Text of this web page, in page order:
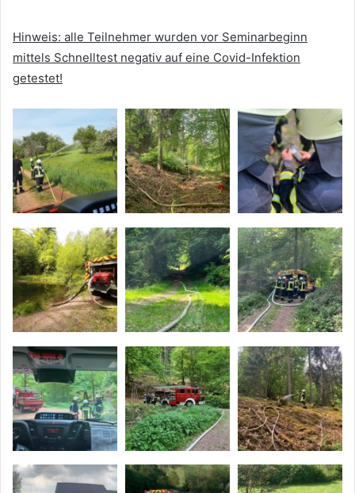
Hinweis: alle Teilnehmer wurden vor Seminarbeginn
mittels Schnelltest negativ auf eine Covid-Infektion
getestet!